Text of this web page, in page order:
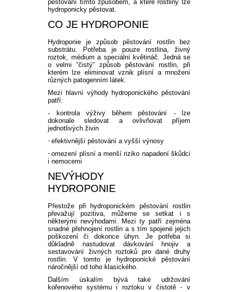
pěstování tímto způsobem, a které rostliny lze
hydroponicky pěstovat.
CO JE HYDROPONIE
Hydroponie je způsob pěstování rostlin bez
substrátu. Potřeba je pouze rostlina, živný
roztok, médium a speciální květináč. Jedná se
o velmi “čistý” způsob pěstování rostlin, při
kterém lze eliminovat vznik plísní a množení
různých patogenním látek.
Mezi hlavní výhody hydroponického pěstování
patří:
- kontrola výživy během pěstování - lze
dokonale sledovat a ovlivňovat příjem
jednotlivých živin
- efektivnější pěstování a vyšší výnosy
-omezení plísní a menší riziko napadení škůdci
i nemocemi
NEVÝHODY
HYDROPONIE
Přestože při hydroponickém pěstování rostlin
převažují pozitiva, můžeme se setkat i s
některými nevýhodami. Mezi ty patří zejména
snadné přehnojení rostlin a s tím spojené jejich
poškození či dokonce úhyn. Je potřeba si
důkladně nastudovat dávkování hnojiv a
sestavování živných roztoků pro dané druhy
rostlin. V tomto je hydroponické pěstování
náročnější od toho klasického.
Dalším úskalím bývá také udržování
kořenového systému i roztoku v čistotě - v